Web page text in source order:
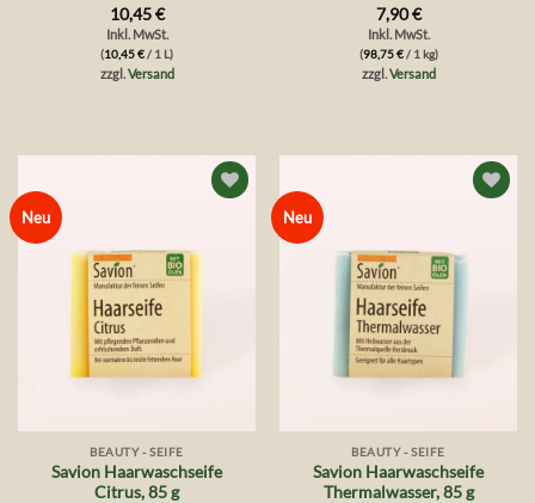
Bewertet
mit
von
10,45€
Inkl. MwSt.
(10,45€/ 1 L)
zzgl.Versand
Bewertet
mit
0
von
7,90€
Inkl. MwSt.
(98,75€/ 1 kg)
zzgl.Versand
Neu
BEAUTY - SEIFE
Savion Haarwaschseife
Citrus, 85 g
Neu
BEAUTY - SEIFE
Savion Haarwaschseife
Thermalwasser, 85 g